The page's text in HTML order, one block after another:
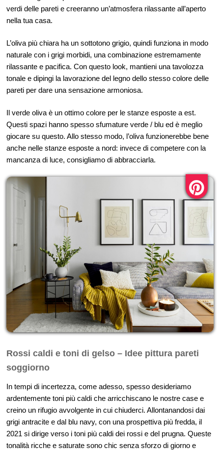
verdi delle pareti e creeranno un’atmosfera rilassante all’aperto
nella tua casa.
L’oliva più chiara ha un sottotono grigio, quindi funziona in modo
naturale con i grigi morbidi, una combinazione estremamente
rilassante e pacifica. Con questo look, mantieni una tavolozza
tonale e dipingi la lavorazione del legno dello stesso colore delle
pareti per dare una sensazione armoniosa.
Il verde oliva è un ottimo colore per le stanze esposte a est.
Questi spazi hanno spesso sfumature verde / blu ed è meglio
giocare su questo. Allo stesso modo, l’oliva funzionerebbe bene
anche nelle stanze esposte a nord: invece di competere con la
mancanza di luce, consigliamo di abbracciarla.
Rossi caldi e toni di gelso – Idee pittura pareti
soggiorno
In tempi di incertezza, come adesso, spesso desideriamo
ardentemente toni più caldi che arricchiscano le nostre case e
creino un rifugio avvolgente in cui chiuderci. Allontanandosi dai
grigi antracite e dal blu navy, con una prospettiva più fredda, il
2021 si dirige verso i toni più caldi dei rossi e del prugna. Queste
tonalità ricche e saturate sono chic senza sforzo di giorno e